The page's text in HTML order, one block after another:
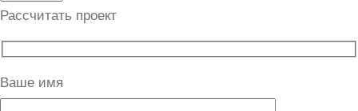
Рассчитать проект
Ваше имя